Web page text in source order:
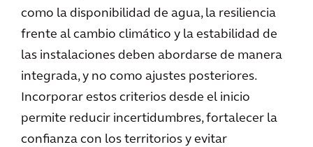
como la disponibilidad de agua, la resiliencia
frente al cambio climático y la estabilidad de
las instalaciones deben abordarse de manera
integrada, y no como ajustes posteriores.
Incorporar estos criterios desde el inicio
permite reducir incertidumbres, fortalecer la
confianza con los territorios y evitar